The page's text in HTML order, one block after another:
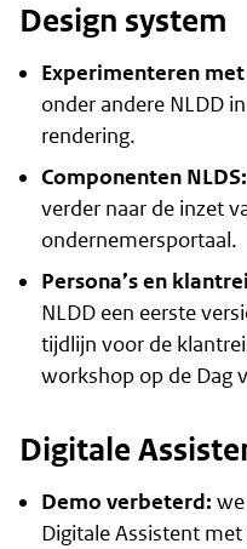
Design system
Experimenteren met
onder andere NLDD
rendering.
Componenten NLDS:
verder naar de inzet
ondernemersportaal.
Persona’s en
NLDD een eerste
tijdlijn voor de
workshop op de Dag
Digitale
Demo verbeterd:
Digitale Assistentmet